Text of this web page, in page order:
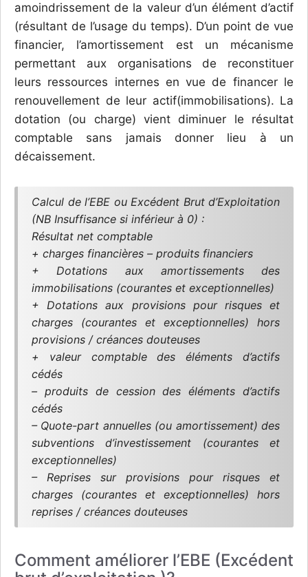
amoindrissement de la valeur d’un élément d’actif
(résultant de l’usage du temps). D’un point de vue
financier, l’amortissement est un mécanisme
permettant aux organisations de reconstituer
leurs ressources internes en vue de financer le
renouvellement de leur actif(immobilisations). La
dotation (ou charge) vient diminuer le résultat
comptable sans jamais donner lieu à un
décaissement.
Calcul de l’EBE ou Excédent Brut d’Exploitation
(NB Insuffisance si inférieur à 0) :
Résultat net comptable
+ charges financières – produits financiers
+ Dotations aux amortissements des
immobilisations (courantes et exceptionnelles)
+ Dotations aux provisions pour risques et
charges (courantes et exceptionnelles) hors
provisions / créances douteuses
+ valeur comptable des éléments d’actifs
cédés
– produits de cession des éléments d’actifs
cédés
– Quote-part annuelles (ou amortissement) des
subventions d’investissement (courantes et
exceptionnelles)
– Reprises sur provisions pour risques et
charges (courantes et exceptionnelles) hors
reprises / créances douteuses
Comment améliorer l’EBE (Excédent